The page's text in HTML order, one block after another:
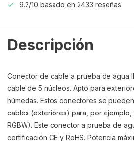
9.2/10 basado en 2433 reseñas
Descripción
Conector de cable a prueba de agua
cable de 5 núcleos. Apto para
húmedas. Estos conectores se
cables (exteriores) para, por ejemplo,
RGBW). Este conector a prueba de
certificación CE y RoHS. Potencia